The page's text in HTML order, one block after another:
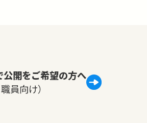
開をご希望の方へ
員向け）